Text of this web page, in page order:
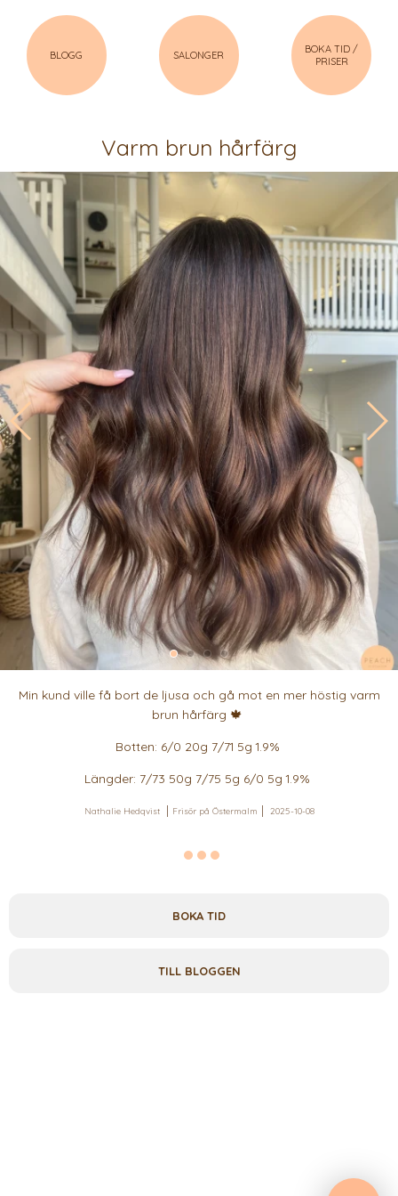
BLOGG SALONGER
BOKA TID /
PRISER
Varm brun hårfärg
Min kund ville få bort de ljusa och gå mot en mer höstig varm
brun hårfärg 🍁
Botten: 6/0 20g 7/71 5g 1.9%
Längder: 7/73 50g 7/75 5g 6/0 5g 1.9%
Nathalie Hedqvist Frisör på Östermalm 2025-10-08
BOKA TID
TILL BLOGGEN